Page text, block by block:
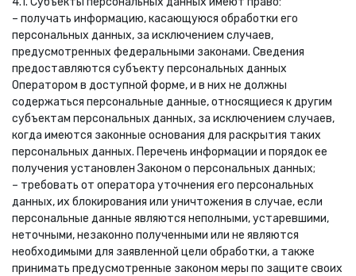
– получать информацию, касающуюся обработки его
персональных данных, за исключением случаев,
предусмотренных федеральными законами. Сведения
предоставляются субъекту персональных данных
Оператором в доступной форме, и в них не должны
содержаться персональные данные, относящиеся к другим
субъектам персональных данных, за исключением случаев,
когда имеются законные основания для раскрытия таких
персональных данных. Перечень информации и порядок ее
получения установлен Законом о персональных данных;
– требовать от оператора уточнения его персональных
данных, их блокирования или уничтожения в случае, если
персональные данные являются неполными, устаревшими,
неточными, незаконно полученными или не являются
необходимыми для заявленной цели обработки, а также
принимать предусмотренные законом меры по защите своих